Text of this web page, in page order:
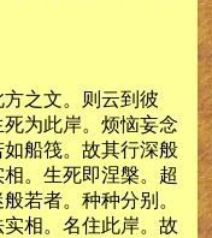
之文。则云到彼
为此岸。烦恼妄念
船筏。故其行深般
。生死即涅槃。超
若者。种种分别。
相。名住此岸。故